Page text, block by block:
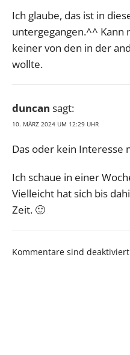
Ich glaube, das ist in
untergegangen.^^ Kann
keiner von den in der
wollte.
duncan sagt:
10. MÄRZ 2024 UM 12:29 UHR
Das oder kein Interesse
Ich schaue in einer
Vielleicht hat sich bis
Zeit. 🙂
Kommentare sind